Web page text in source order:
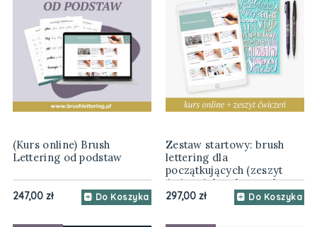
(Kurs online) Brush
Lettering od podstaw
247,00 zł Do Koszyka
Zestaw startowy: brush
lettering dla
początkujących (zeszyt
ćwiczeń, brush peny, kurs
online)
297,00 zł Do Koszyka